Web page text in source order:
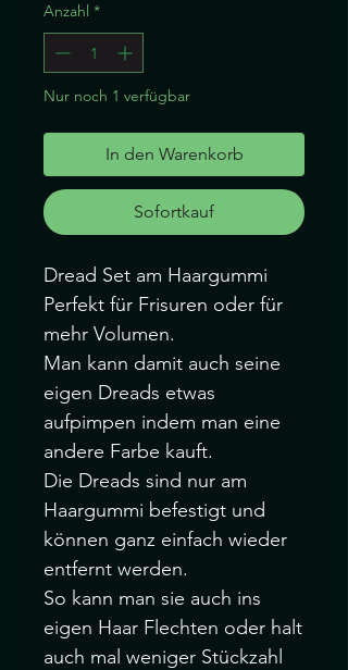
Anzahl *
Nur noch 1 verfügbar
In den Warenkorb
Sofortkauf
Dread Set am Haargummi
Perfekt für Frisuren oder für
mehr Volumen.
Man kann damit auch seine
eigen Dreads etwas
aufpimpen indem man eine
andere Farbe kauft.
Die Dreads sind nur am
Haargummi befestigt und
können ganz einfach wieder
entfernt werden.
So kann man sie auch ins
eigen Haar Flechten oder halt
auch mal weniger Stückzahl